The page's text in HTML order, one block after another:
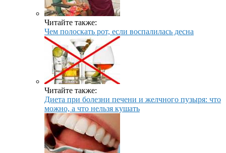
Читайте также:
Чем полоскать рот, если воспалилась десна
Читайте также:
Диета при болезни печени и желчного пузыря: что
можно, а что нельзя кушать